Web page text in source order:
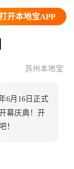
开本地宝APP
苏州本地宝
6月16日正式
幕庆典！开
！